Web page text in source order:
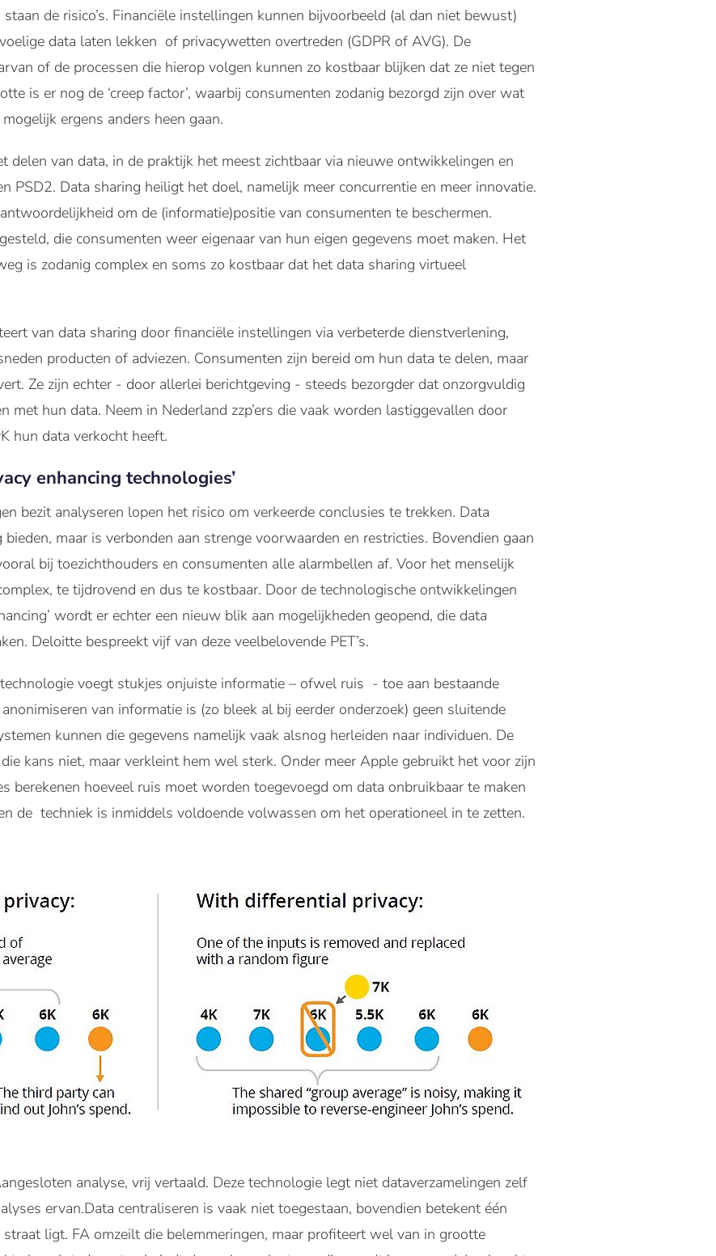
de risico’s. Financiële instellingen kunnen bijvoorbeeld (al dan niet bewust)
data laten lekken of privacywetten overtreden (GDPR of AVG). De
of de processen die hierop volgen kunnen zo kostbaar blijken dat ze niet tegen
is er nog de ‘creep factor’, waarbij consumenten zodanig bezorgd zijn over wat
ergens anders heen gaan.
delen van data, in de praktijk het meest zichtbaar via nieuwe ontwikkelingen en
PSD2. Data sharing heiligt het doel, namelijk meer concurrentie en meer innovatie.
om de (informatie)positie van consumenten te beschermen.
die consumenten weer eigenaar van hun eigen gegevens moet maken. Het
is zodanig complex en soms zo kostbaar dat het data sharing virtueel
van data sharing door financiële instellingen via verbeterde dienstverlening,
producten of adviezen. Consumenten zijn bereid om hun data te delen, maar
Ze zijn echter - door allerlei berichtgeving - steeds bezorgder dat onzorgvuldig
met hun data. Neem in Nederland zzp’ers die vaak worden lastiggevallen door
hun data verkocht heeft.
enhancing technologies’
bezit analyseren lopen het risico om verkeerde conclusies te trekken. Data
maar is verbonden aan strenge voorwaarden en restricties. Bovendien gaan
bij toezichthouders en consumenten alle alarmbellen af. Voor het menselijk
te tijdrovend en dus te kostbaar. Door de technologische ontwikkelingen
wordt er echter een nieuw blik aan mogelijkheden geopend, die data
Deloitte bespreekt vijf van deze veelbelovende PET’s.
voegt stukjes onjuiste informatie – ofwel ruis - toe aan bestaande
van informatie is (zo bleek al bij eerder onderzoek) geen sluitende
kunnen die gegevens namelijk vaak alsnog herleiden naar individuen. De
kans niet, maar verkleint hem wel sterk. Onder meer Apple gebruikt het voor zijn
berekenen hoeveel ruis moet worden toegevoegd om data onbruikbaar te maken
de techniek is inmiddels voldoende volwassen om het operationeel in te zetten.
analyse, vrij vertaald. Deze technologie legt niet dataverzamelingen zelf
ervan.Data centraliseren is vaak niet toegestaan, bovendien betekent één
ligt. FA omzeilt die belemmeringen, maar profiteert wel van in grootte